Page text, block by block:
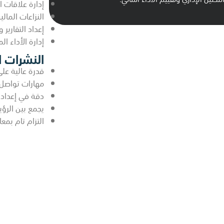
إدارة
النزاعات
إعداد
إدارة الأداء
النشرات
قدرة عالية
مهارات
دقة في إعداد
يجمع بين
التزام تام